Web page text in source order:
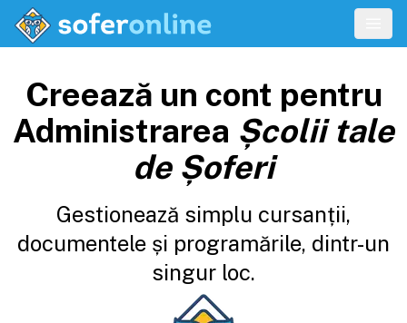
Creează un cont pentru
Administrarea Școlii tale
de Șoferi
Gestionează simplu cursanții,
documentele și programările, dintr-un
singur loc.